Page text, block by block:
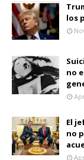
los
no
El
no